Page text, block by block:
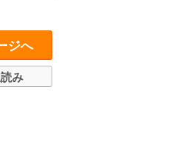
ジへ
み